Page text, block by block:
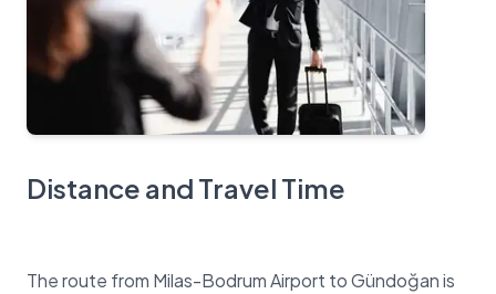
Distance and Travel Time
The route from Milas-Bodrum Airport to Gündoğan is